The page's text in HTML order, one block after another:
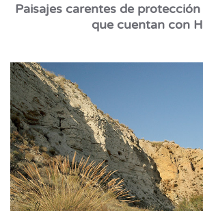
Paisajes carentes de
que cuentan con